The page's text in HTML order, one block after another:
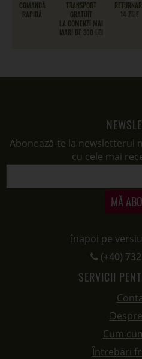
COMANDĂ
RAPIDĂ
TRANSPORT
GRATUIT
LA COMENZI MAI
MARI DE 300 LEI
14 ZILE
Abonează-te la newsletterul
cu cele mai
MĂ
înapoi pe
(+40)
SERVICII
Cum
Întrebări